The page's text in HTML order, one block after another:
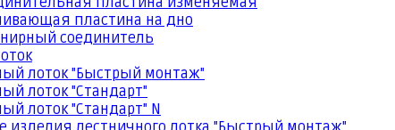
пластина на дно
соединитель
лоток "Быстрый монтаж"
лоток "Стандарт"
лоток "Стандарт" N